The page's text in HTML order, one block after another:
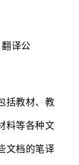
教材、教
料等各种文
文档的笔译